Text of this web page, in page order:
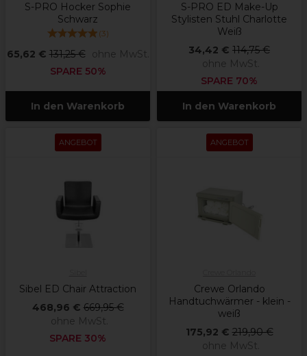
S-PRO Hocker Sophie
Schwarz
(3)
65,62 € 131,25 €
ohne MwSt.
SPARE 50%
In den Warenkorb
S-PRO ED Make-Up
Stylisten Stuhl Charlotte
Weiß
34,42 € 114,75 €
ohne MwSt.
SPARE 70%
In den Warenkorb
ANGEBOT
Sibel ED Chair Attraction
468,96 € 669,95 €
ohne MwSt.
SPARE 30%
ANGEBOT
Crewe Orlando
Handtuchwärmer - klein -
weiß
175,92 € 219,90 €
ohne MwSt.